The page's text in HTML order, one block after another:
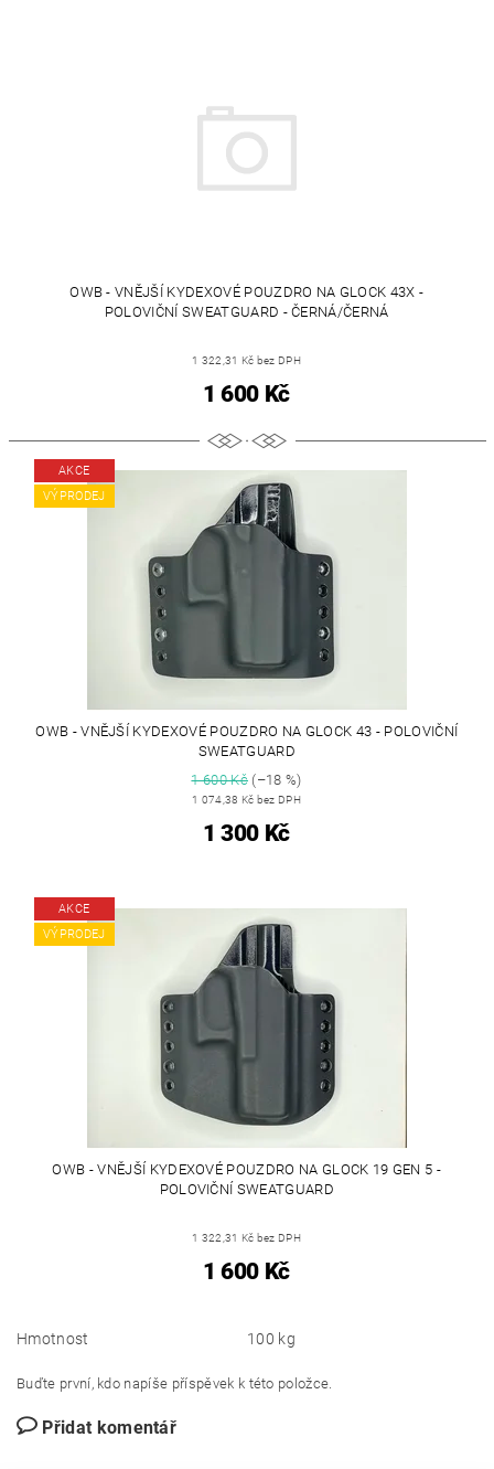
OWB - VNĚJŠÍ KYDEXOVÉ POUZDRO NA GLOCK 43X -
POLOVIČNÍ SWEATGUARD - ČERNÁ/ČERNÁ
1 322,31 Kč bez DPH
1 600 Kč
AKCE
VÝPRODEJ
OWB - VNĚJŠÍ KYDEXOVÉ POUZDRO NA GLOCK 43 - POLOVIČNÍ
SWEATGUARD
1 600 Kč (–18 %)
1 074,38 Kč bez DPH
1 300 Kč
AKCE
VÝPRODEJ
OWB - VNĚJŠÍ KYDEXOVÉ POUZDRO NA GLOCK 19 GEN 5 -
POLOVIČNÍ SWEATGUARD
1 322,31 Kč bez DPH
1 600 Kč
Hmotnost 100 kg
Buďte první, kdo napíše příspěvek k této položce.
Přidat komentář